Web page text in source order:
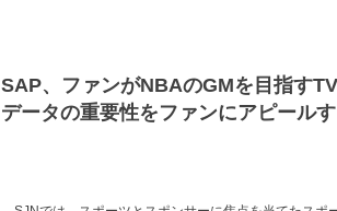
SAP、ファンがNBAのGMを目指す
データの重要性をファンにアピール